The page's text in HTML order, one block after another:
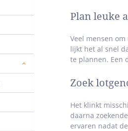
Plan leuke
Veel mensen
lijkt het al snel
te plannen. Een
Zoek
Het klinkt
daarna
ervaren nadat